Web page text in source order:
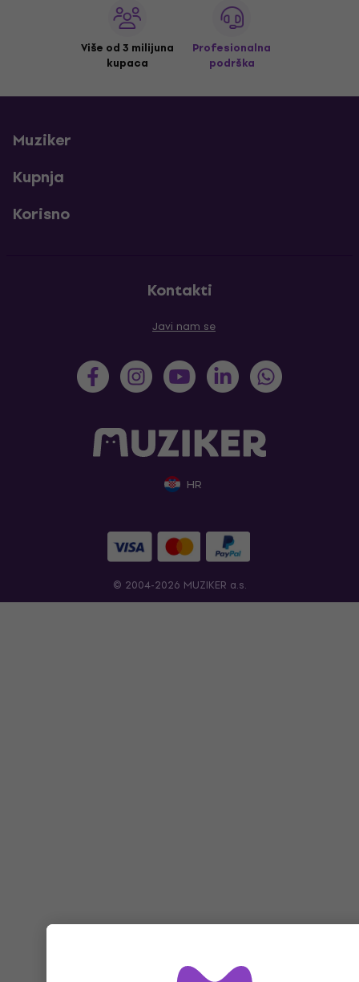
Više od 3 milijuna
kupaca
Profesionalna
podrška
Muziker
Kupnja
Korisno
Kontakti
Javi nam se
HR
© 2004-2026 MUZIKER a.s.